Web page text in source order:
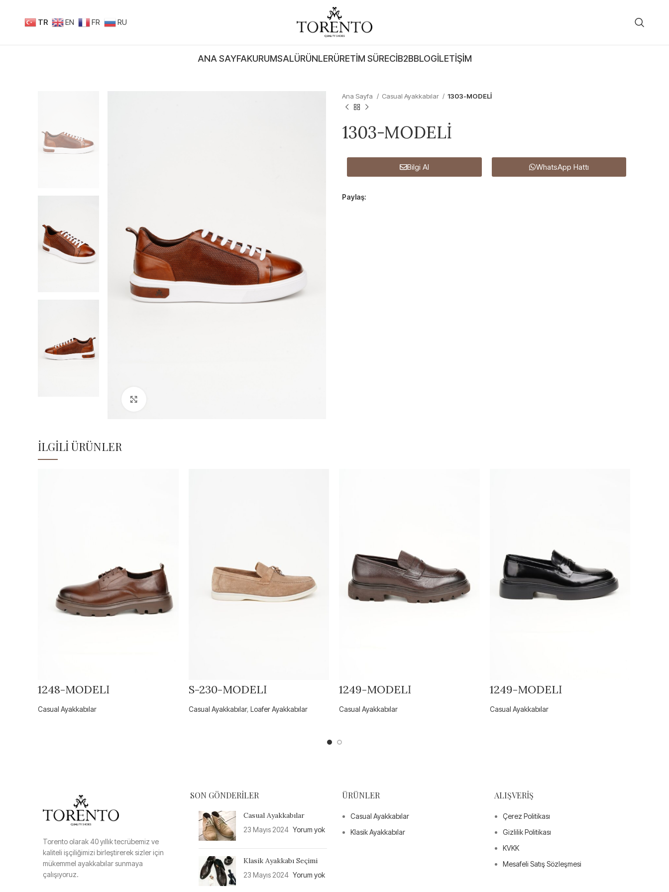
TR EN FR RU
ANA SAYFAKURUMSALÜRÜNLERÜRETIM SÜRECIB2BBLOGİLETIŞIM
Ana Sayfa Casual Ayakkabılar 1303-MODELİ
1303-MODELİ
Bilgi Al WhatsApp Hattı
Paylaş:
İLGILI ÜRÜNLER
1248-MODELİ
Casual Ayakkabılar
S-230-MODELİ
Casual Ayakkabılar, Loafer Ayakkabılar
1249-MODELİ
Casual Ayakkabılar
1249-MODELİ
Casual Ayakkabılar
Torento olarak 40 yıllık tecrübemiz ve
kaliteli işçiliğimizi birleştirerek sizler için
mükemmel ayakkabılar sunmaya
çalışıyoruz.
SON GÖNDERILER
Casual Ayakkabılar
23 Mayıs 2024 Yorum yok
Klasik Ayakkabı Seçimi
23 Mayıs 2024 Yorum yok
ÜRÜNLER
Casual Ayakkabılar
Klasik Ayakkabılar
ALIŞVERIŞ
Çerez Politikası
Gizlilik Politikası
KVKK
Mesafeli Satış Sözleşmesi